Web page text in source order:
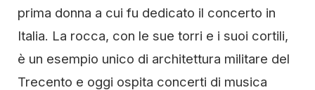
prima donna a cui fu dedicato il concerto in
Italia. La rocca, con le sue torri e i suoi cortili,
è un esempio unico di architettura militare del
Trecento e oggi ospita concerti di musica